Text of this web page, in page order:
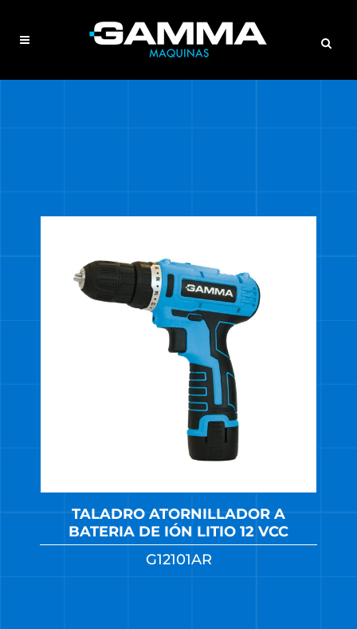
TALADRO ATORNILLADOR A
BATERIA DE IÓN LITIO 12 VCC
G12101AR